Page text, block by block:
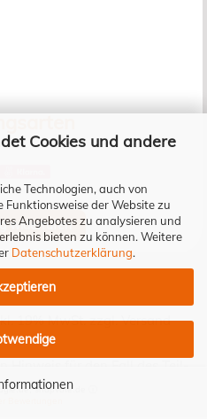
Cookies und andere
Technologien, auch von
der Website zu
Angebotes zu analysieren und
bieten zu können. Weitere
Datenschutzerklärung.
widerrufen
19% MwSt. zzgl.Versand
shopvote.de ⓘ